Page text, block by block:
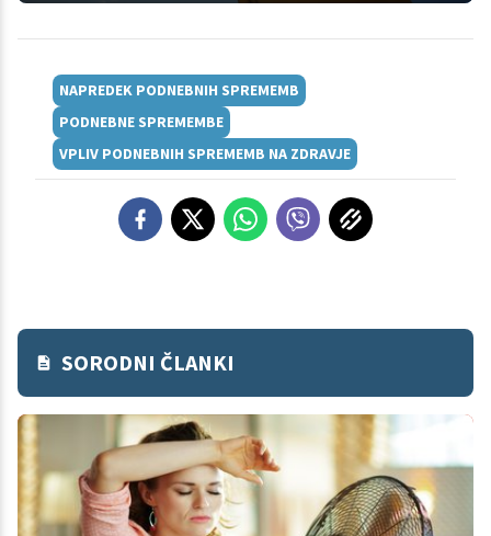
NAPREDEK PODNEBNIH SPREMEMB
PODNEBNE SPREMEMBE
VPLIV PODNEBNIH SPREMEMB NA ZDRAVJE
SORODNI ČLANKI